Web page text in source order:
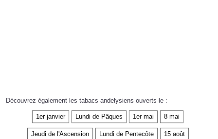
Découvrez également les tabacs andelysiens ouverts le :
1er janvier Lundi de Pâques 1er mai 8 mai
Jeudi de l'Ascension Lundi de Pentecôte 15 août